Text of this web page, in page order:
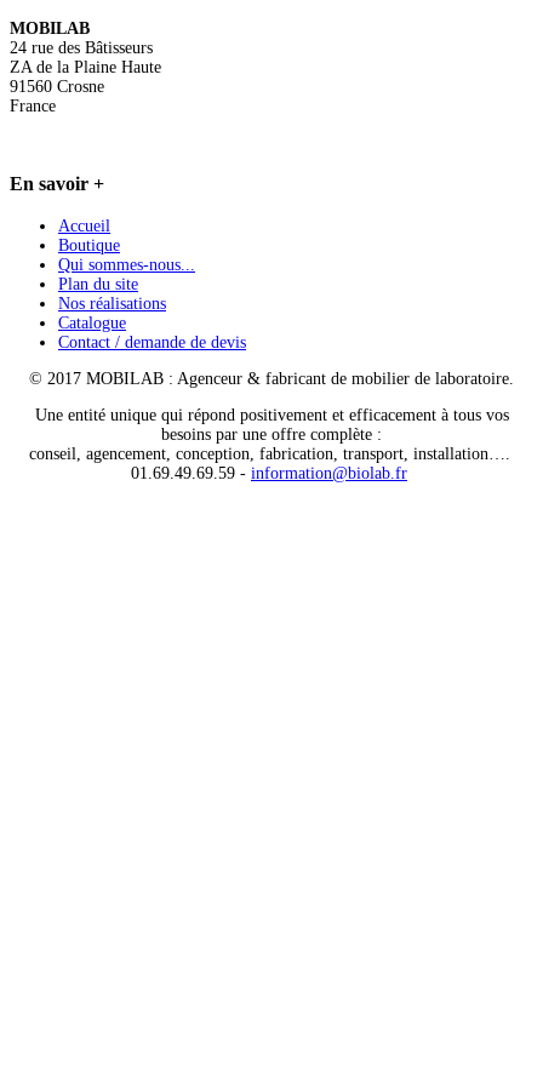
MOBILAB
24 rue des Bâtisseurs
ZA de la Plaine Haute
91560 Crosne
France
En savoir +
Accueil
Boutique
Qui sommes-nous...
Plan du site
Nos réalisations
Catalogue
Contact / demande de devis
© 2017 MOBILAB : Agenceur & fabricant de mobilier de laboratoire.
Une entité unique qui répond positivement et efficacement à tous vos
besoins par une offre complète :
conseil, agencement, conception, fabrication, transport, installation….
01.69.49.69.59 - information@biolab.fr